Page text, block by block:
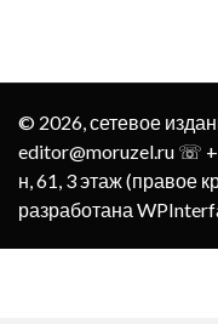
© 2026, сетевое
editor@moruzel.ru ☏
н, 61, 3 этаж (правое
разработана